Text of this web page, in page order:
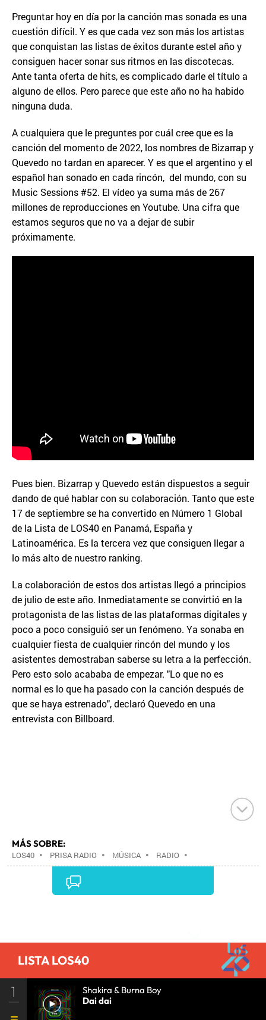
Preguntar hoy en día por la canción mas sonada es una
cuestión difícil. Y es que cada vez son más los artistas
que conquistan las listas de éxitos durante estel año y
consiguen hacer sonar sus ritmos en las discotecas.
Ante tanta oferta de hits, es complicado darle el título a
alguno de ellos. Pero parece que este año no ha habido
ninguna duda.
A cualquiera que le preguntes por cuál cree que es la
canción del momento de 2022, los nombres de Bizarrap y
Quevedo no tardan en aparecer. Y es que el argentino y el
español han sonado en cada rincón, del mundo, con su
Music Sessions #52. El vídeo ya suma más de 267
millones de reproducciones en Youtube. Una cifra que
estamos seguros que no va a dejar de subir
próximamente.
Pues bien. Bizarrap y Quevedo están dispuestos a seguir
dando de qué hablar con su colaboración. Tanto que este
17 de septiembre se ha convertido en Número 1 Global
de la Lista de LOS40 en Panamá, España y
Latinoamérica. Es la tercera vez que consiguen llegar a
lo más alto de nuestro ranking.
La colaboración de estos dos artistas llegó a principios
de julio de este año. Inmediatamente se convirtió en la
protagonista de las listas de las plataformas digitales y
poco a poco consiguió ser un fenómeno. Ya sonaba en
cualquier fiesta de cualquier rincón del mundo y los
asistentes demostraban saberse su letra a la perfección.
Pero esto solo acababa de empezar. "Lo que no es
normal es lo que ha pasado con la canción después de
que se haya estrenado", declaró Quevedo en una
entrevista con Billboard.
MÁS SOBRE:
LOS40 • PRISA RADIO • MÚSICA • RADIO •
GRUPO PRISA•GRUPO COMUNICACIÓN•MEDIOS
COMUNICACIÓN•
LISTA LOS40
1
Shakira & Burna Boy
Dai dai